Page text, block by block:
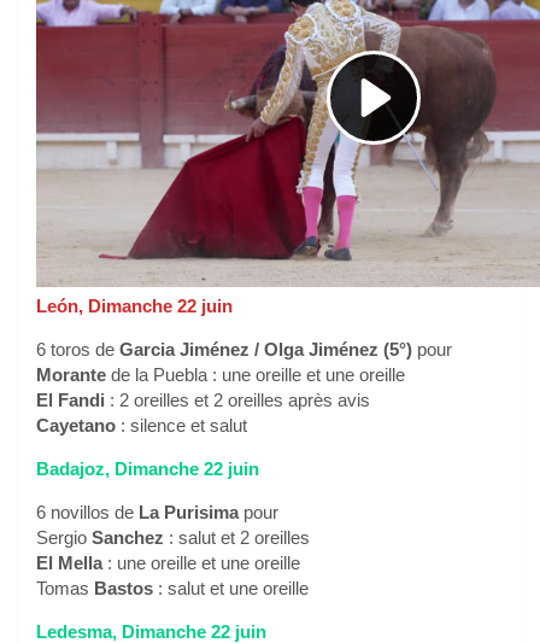
León, Dimanche 22 juin
6 toros de Garcia Jiménez / Olga Jiménez (5°) pour
Morante de la Puebla : une oreille et une oreille
El Fandi : 2 oreilles et 2 oreilles après avis
Cayetano : silence et salut
Badajoz, Dimanche 22 juin
6 novillos de La Purisimapour
Sergio Sanchez : salut et 2 oreilles
El Mella: une oreille et une oreille
Tomas Bastos : salut et une oreille
Ledesma, Dimanche 22 juin